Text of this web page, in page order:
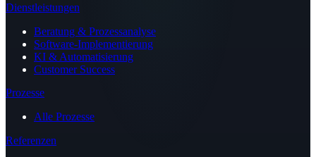
Dienstleistungen
Beratung & Prozessanalyse
Software-Implementierung
KI & Automatisierung
Customer Success
Prozesse
Alle Prozesse
Referenzen